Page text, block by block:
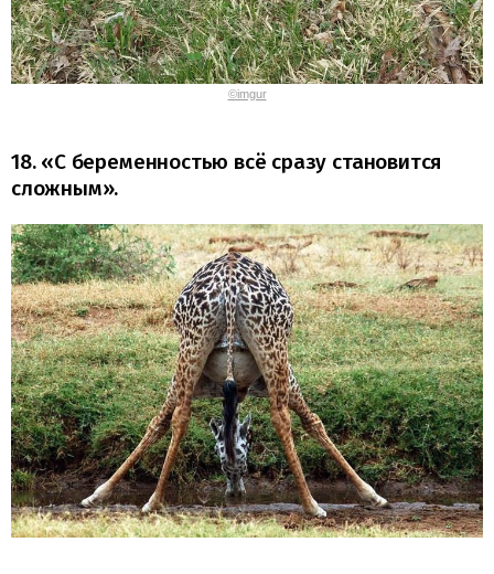
©imgur
18. «С беременностью всё сразу становится
сложным».